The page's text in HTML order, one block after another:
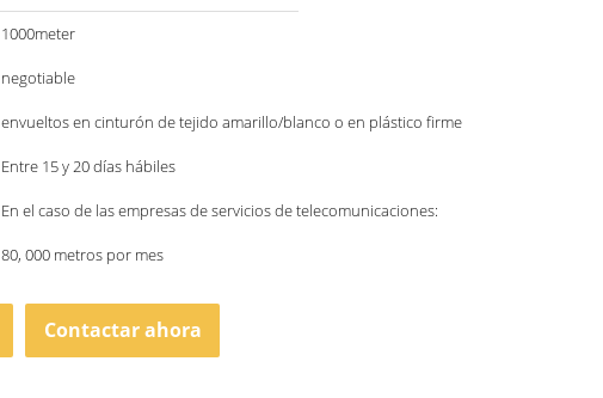
1000meter
negotiable
envueltos en cinturón de tejido amarillo/blanco o en plástico firme
Entre 15 y 20 días hábiles
En el caso de las empresas de servicios de telecomunicaciones:
80, 000 metros por mes
Contactar ahora